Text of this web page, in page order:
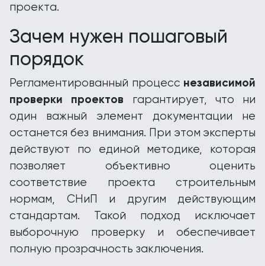
проекта.
Зачем нужен пошаговый
порядок
Регламентированный процесс независимой
проверки проектов гарантирует, что ни
один важный элемент документации не
останется без внимания. При этом эксперты
действуют по единой методике, которая
позволяет объективно оценить
соответствие проекта строительным
нормам, СНиП и другим действующим
стандартам. Такой подход исключает
выборочную проверку и обеспечивает
полную прозрачность заключения.